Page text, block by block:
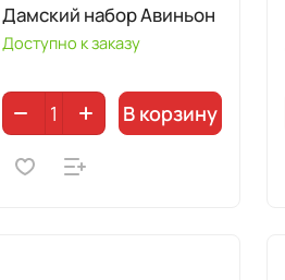
Дамский набор Авиньон
Доступно к заказу
В корзину